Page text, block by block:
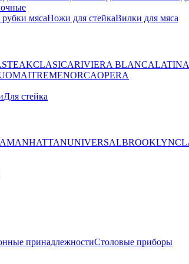
мясаНожи для стейкаВилки для мяса
STEAKCLASICARIVIERA BLANCALATINA
MAITREMENORCAOPERA
Для стейка
MANHATTANUNIVERSALBROOKLYN
принадлежностиСтоловые приборы